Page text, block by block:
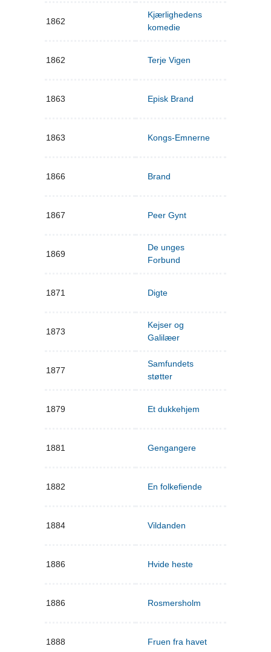
1862
Kjærlighedens
komedie
1862 Terje Vigen
1863 Episk Brand
1863 Kongs-Emnerne
1866 Brand
1867 Peer Gynt
1869
De unges
Forbund
1871 Digte
1873
Kejser og
Galilæer
1877
Samfundets
støtter
1879 Et dukkehjem
1881 Gengangere
1882 En folkefiende
1884 Vildanden
1886 Hvide heste
1886 Rosmersholm
1888 Fruen fra havet